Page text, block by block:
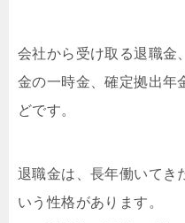
会社から受け取る退職金
金の一時金、確定拠出年
どです。
退職金は、長年働いてき
いう性格があります。